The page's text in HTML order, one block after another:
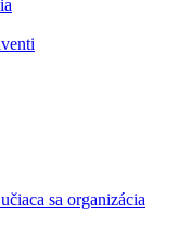
sa organizácia